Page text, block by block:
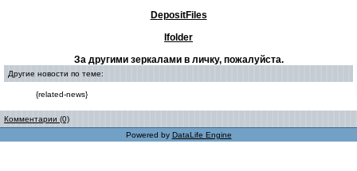
DepositFiles
Ifolder
За другими зеркалами в личку, пожалуйста.
Другие новости по теме:
{related-news}
Комментарии (0)
Powered by DataLife Engine